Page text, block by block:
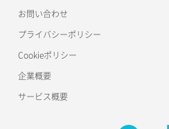
お問い合わせ
プライバシーポリシー
Cookieポリシー
企業概要
サービス概要